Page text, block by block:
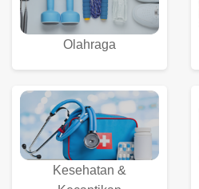
Olahraga
Kesehatan &